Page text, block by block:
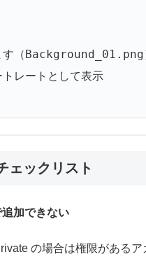
（ Background_01.png
レートとして表示
ェックリスト
加できない
の場合は権限がある